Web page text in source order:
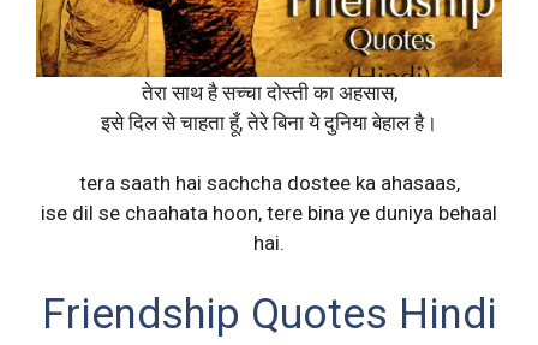
तेरा साथ है सच्चा दोस्ती का अहसास,
इसे दिल से चाहता हूँ, तेरे बिना ये दुनिया बेहाल है।
tera saath hai sachcha dostee ka ahasaas,
ise dil se chaahata hoon, tere bina ye duniya behaal
hai.
Friendship Quotes Hindi